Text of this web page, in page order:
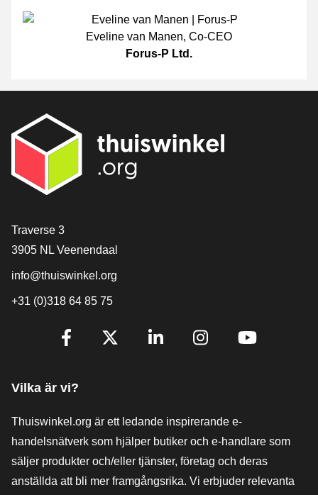
Eveline van Manen, Co-CEO
Forus-P Ltd.
[_General:Contact]
Traverse 3
3905 NL Veenendaal
info@thuiswinkel.org
+31 (0)318 64 85 75
[_General:SocialMediaTitle]
Vilka är vi?
Thuiswinkel.org är ett ledande inspirerande e-
handelsnätverk som hjälper butiker och e-handlare som
säljer produkter och/eller tjänster, företag och deras
anställda att bli mer framgångsrika. Vi erbjuder relevanta